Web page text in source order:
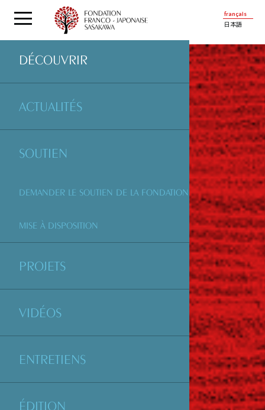
français
日本語
DÉCOUVRIR
ACTUALITÉS
SOUTIEN
DEMANDER LE SOUTIEN DE LA FONDATION
MISE À DISPOSITION
PROJETS
VIDÉOS
ENTRETIENS
ÉDITION